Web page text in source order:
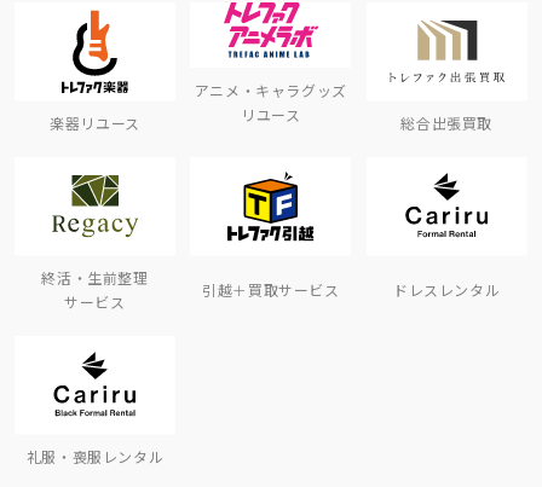
楽器リユース
アニメ・キャラグッズ
リユース
総合出張買取
終活・生前整理
サービス
引越＋買取サービス ドレスレンタル
礼服・喪服レンタル